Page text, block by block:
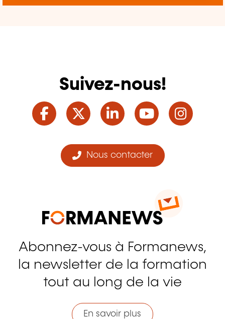
Suivez-nous!
Facebook
TwitterLinkedInYouTube
Nous contacter
Abonnez-vous à Formanews,
la newsletter de la formation
tout au long de la vie
En savoir plus